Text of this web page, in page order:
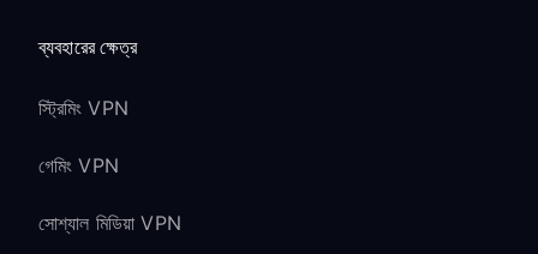
ব্যবহারের ক্ষেত্র
স্ট্রিমিং VPN
গেমিং VPN
সোশ্যাল মিডিয়া VPN